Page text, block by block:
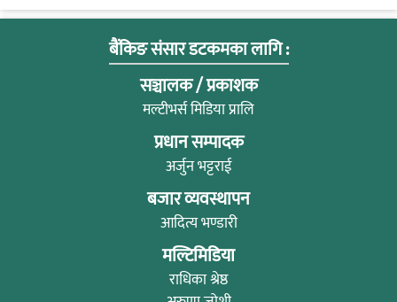
बैंकिङ संसार डटकमका लागि :
सञ्चालक / प्रकाशक
मल्टीभर्स मिडिया प्रालि
प्रधान सम्पादक
अर्जुन भट्टराई
बजार व्यवस्थापन
आदित्य भण्डारी
मल्टिमिडिया
राधिका श्रेष्ठ